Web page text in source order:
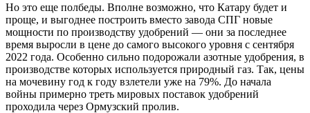
Но это еще полбеды. Вполне возможно, что Катару будет и
проще, и выгоднее построить вместо завода СПГ новые
мощности по производству удобрений — они за последнее
время выросли в цене до самого высокого уровня с сентября
2022 года. Особенно сильно подорожали азотные удобрения, в
производстве которых используется природный газ. Так, цены
на мочевину год к году взлетели уже на 79%. До начала
войны примерно треть мировых поставок удобрений
проходила через Ормузский пролив.